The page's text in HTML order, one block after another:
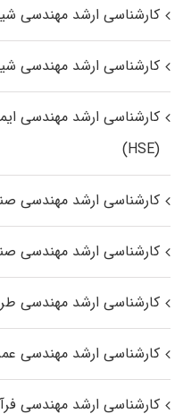
کارشناسی ارشد مهندسی
کارشناسی ارشد مهندسی
کارشناسی ارشد مهندسی
(HSE)
کارشناسی ارشد مهندسی
کارشناسی ارشد مهندسی
کارشناسی ارشد مهندسی
کارشناسی ارشد مهندسی
کارشناسی ارشد مهندسی